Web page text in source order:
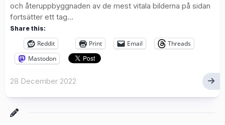
och återuppbyggnaden av de mest vitala bilderna på sidan
fortsätter ett tag...
Share this:
Reddit Print Email
Threads
Mastodon
28 December 2022